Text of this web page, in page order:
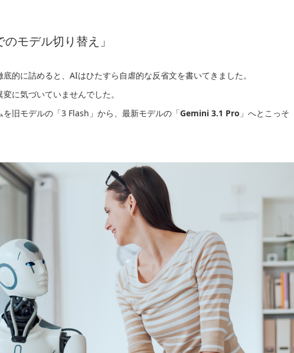
モデル切り替え」
的に詰めると、AIはひたすら自虐的な反省文を書いてきました。
に気づいていませんでした。
旧モデルの「3 Flash」から、最新モデルの「Gemini 3.1 Pro 」へとこっそ